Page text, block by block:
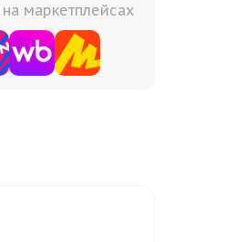
маркетплейсах